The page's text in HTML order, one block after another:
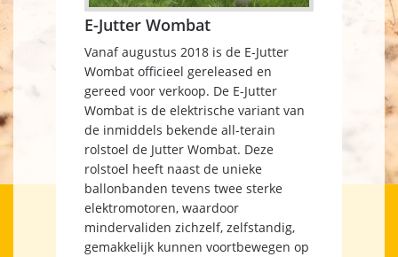
E-Jutter Wombat
Vanaf augustus 2018 is de E-Jutter
Wombat officieel gereleased en
gereed voor verkoop. De E-Jutter
Wombat is de elektrische variant van
de inmiddels bekende all-terain
rolstoel de Jutter Wombat. Deze
rolstoel heeft naast de unieke
ballonbanden tevens twee sterke
elektromotoren, waardoor
mindervaliden zichzelf, zelfstandig,
gemakkelijk kunnen voortbewegen op